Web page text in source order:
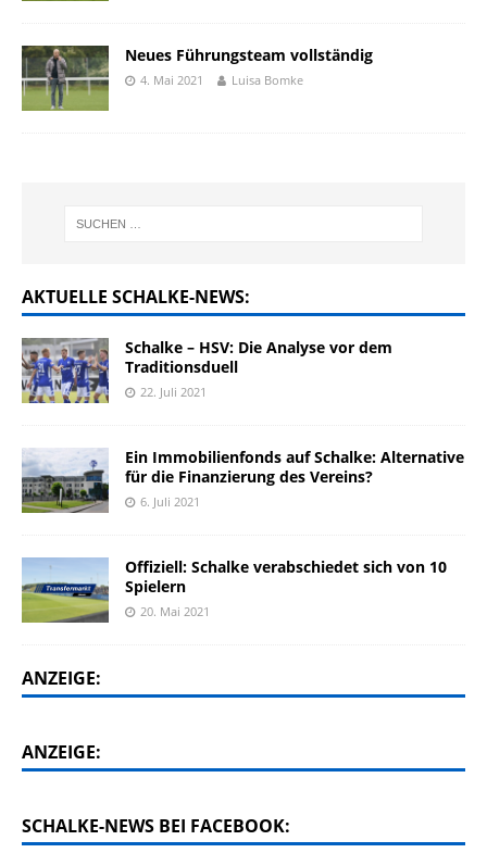
Neues Führungsteam vollständig
4. Mai 2021 Luisa Bomke
AKTUELLE SCHALKE-NEWS:
Schalke – HSV: Die Analyse vor dem
Traditionsduell
22. Juli 2021
Ein Immobilienfonds auf Schalke: Alternative
für die Finanzierung des Vereins?
6. Juli 2021
Offiziell: Schalke verabschiedet sich von 10
Spielern
20. Mai 2021
ANZEIGE:
ANZEIGE:
SCHALKE-NEWS BEI FACEBOOK: